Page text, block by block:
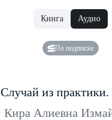
Книга Аудио
По подписке
Случай из практики.
Кира Алиевна